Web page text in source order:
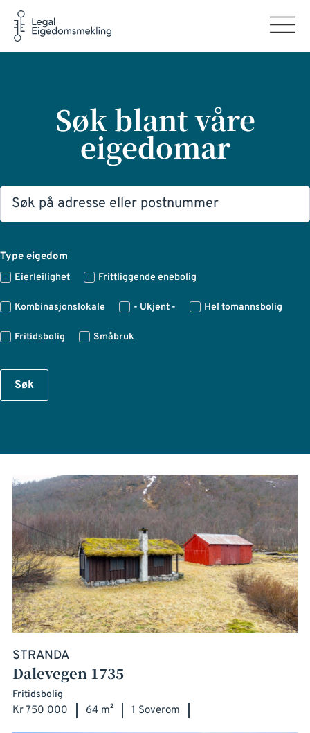
Søk blant våre
eigedomar
Type eigedom
Eierleilighet Frittliggende enebolig
Kombinasjonslokale - Ukjent - Hel tomannsbolig
Fritidsbolig Småbruk
Søk
STRANDA
Dalevegen 1735
Fritidsbolig
Kr 750 000 64 m² 1 Soverom